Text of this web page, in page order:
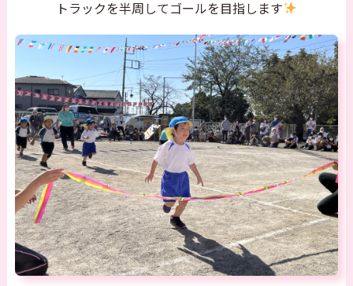
トラックを半周してゴールを目指します